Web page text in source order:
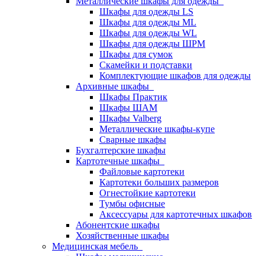
Шкафы для одежды LS
Шкафы для одежды ML
Шкафы для одежды WL
Шкафы для одежды ШРМ
Шкафы для сумок
Скамейки и подставки
Комплектующие шкафов для одежды
Архивные шкафы
Шкафы Практик
Шкафы ШАМ
Шкафы Valberg
Металлические шкафы-купе
Сварные шкафы
Бухгалтерские шкафы
Картотечные шкафы
Файловые картотеки
Картотеки больших размеров
Огнестойкие картотеки
Тумбы офисные
Аксессуары для картотечных шкафов
Абонентские шкафы
Хозяйственные шкафы
Медицинская мебель